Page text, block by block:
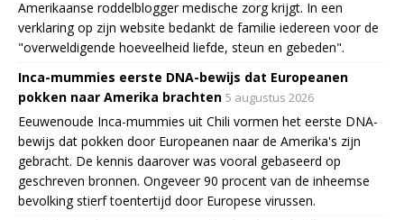
Amerikaanse roddelblogger medische zorg krijgt. In een
verklaring op zijn website bedankt de familie iedereen voor de
"overweldigende hoeveelheid liefde, steun en gebeden".
Inca-mummies eerste DNA-bewijs dat Europeanen
pokken naar Amerika brachten 5 augustus 2026
Eeuwenoude Inca-mummies uit Chili vormen het eerste DNA-
bewijs dat pokken door Europeanen naar de Amerika's zijn
gebracht. De kennis daarover was vooral gebaseerd op
geschreven bronnen. Ongeveer 90 procent van de inheemse
bevolking stierf toentertijd door Europese virussen.